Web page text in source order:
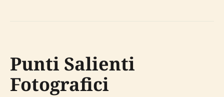
Punti Salienti
Fotografici